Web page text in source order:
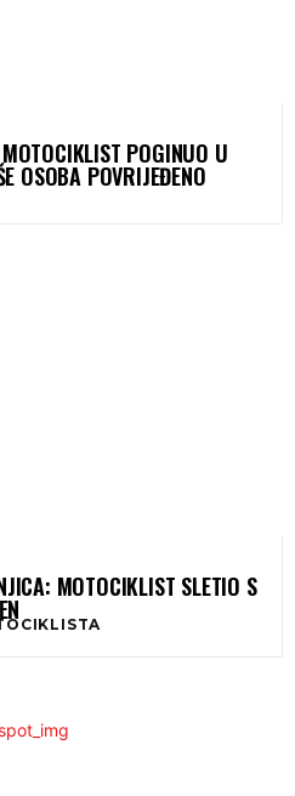
POGINUO U
OSOBA POVRIJEĐENO
MOTOCIKLIST SLETIO S